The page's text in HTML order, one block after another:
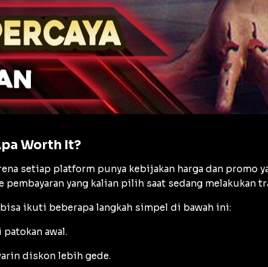
Worth It?
setiap platform punya kebijakan harga dan promo
yang kalian pilih saat sedang melakukan
ikuti beberapa langkah simpel di bawah ini:
awal.
diskon lebih gede.